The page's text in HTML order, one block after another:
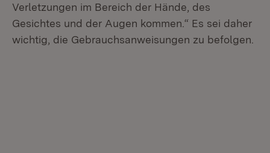
Verletzungen im Bereich der Hände, des
Gesichtes und der Augen kommen.“ Es sei daher
wichtig, die Gebrauchsanweisungen zu befolgen.